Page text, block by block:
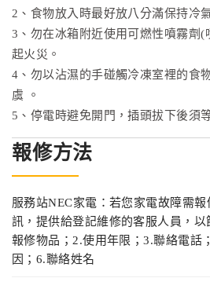
2、食物放入時最好放八分滿保持冷
3、勿在冰箱附近使用可燃性噴霧劑(
起火災。
4、勿以沾濕的手碰觸冷凍室裡的食
虞 。
5、停電時避免開門，插頭拔下後須
報修方法
服務站NEC家電：若您家電故障需
訊，提供給登記維修的客服人員，
報修物品；2.使用年限；3.聯絡電話
因；6.聯絡姓名